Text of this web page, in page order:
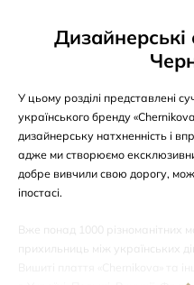
Дизайнерські
У цьому розділі представлені
українського бренду
дизайнерську натхненність і
адже ми створюємо
добре вивчили свою дорогу,
іпостасі.
Вже понад 1000 різноманітних
прихильниць між українських